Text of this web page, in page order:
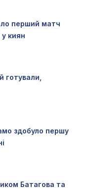
перший матч
у киян
готували,
здобуло першу
Батагова та